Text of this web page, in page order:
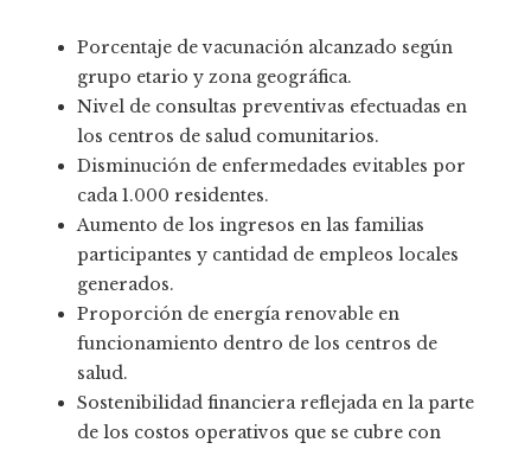
Porcentaje de vacunación alcanzado según
grupo etario y zona geográfica.
Nivel de consultas preventivas efectuadas en
los centros de salud comunitarios.
Disminución de enfermedades evitables por
cada 1.000 residentes.
Aumento de los ingresos en las familias
participantes y cantidad de empleos locales
generados.
Proporción de energía renovable en
funcionamiento dentro de los centros de
salud.
Sostenibilidad financiera reflejada en la parte
de los costos operativos que se cubre con